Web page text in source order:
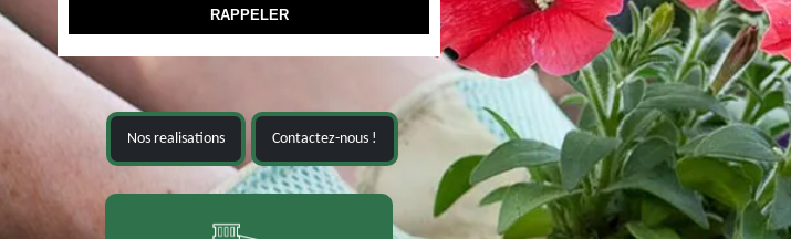
Nos realisations Contactez-nous !